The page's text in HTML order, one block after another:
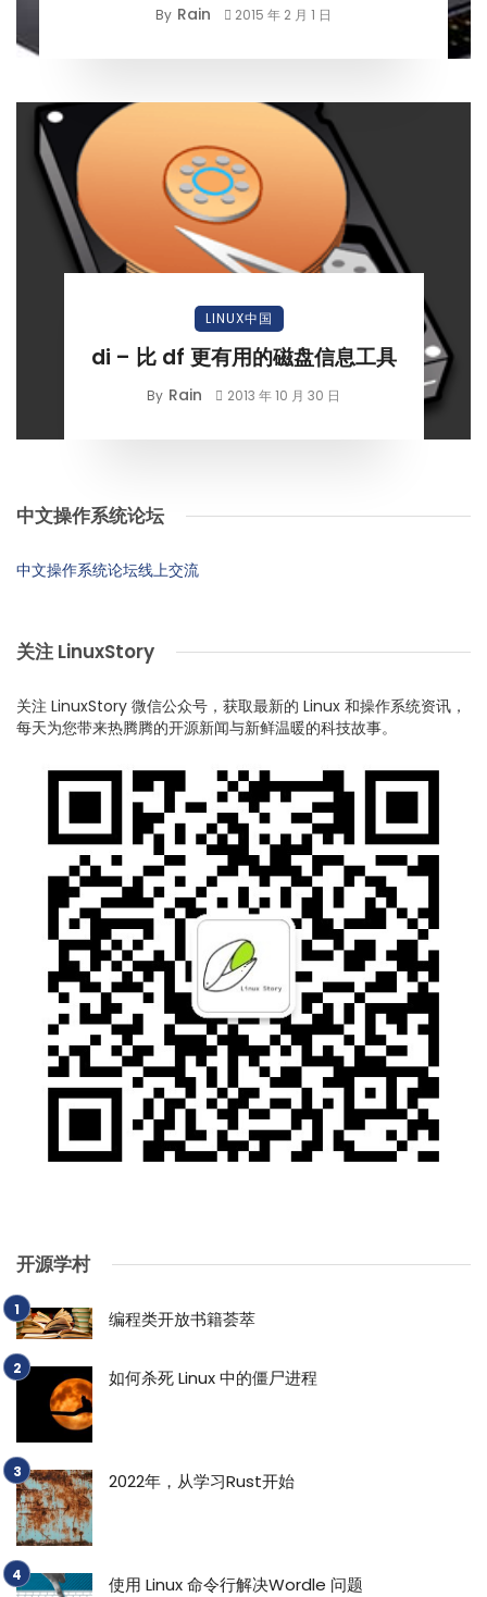
By Rain 2015 年 2 月 1 日
LINUX中国
di – 比 df 更有用的磁盘信息工具
By Rain 2013 年 10 月 30 日
中文操作系统论坛
中文操作系统论坛线上交流
关注 LinuxStory
关注 LinuxStory 微信公众号，获取最新的 Linux 和操作系统资讯，
每天为您带来热腾腾的开源新闻与新鲜温暖的科技故事。
开源学村
编程类开放书籍荟萃
如何杀死 Linux 中的僵尸进程
2022年，从学习Rust开始
使用 Linux 命令行解决Wordle 问题